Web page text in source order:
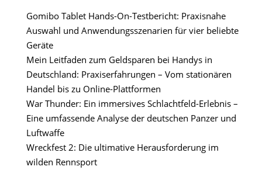
Gomibo Tablet Hands-On-Testbericht: Praxisnahe
Auswahl und Anwendungsszenarien für vier beliebte
Geräte
Mein Leitfaden zum Geldsparen bei Handys in
Deutschland: Praxiserfahrungen – Vom stationären
Handel bis zu Online-Plattformen
War Thunder: Ein immersives Schlachtfeld-Erlebnis –
Eine umfassende Analyse der deutschen Panzer und
Luftwaffe
Wreckfest 2: Die ultimative Herausforderung im
wilden Rennsport